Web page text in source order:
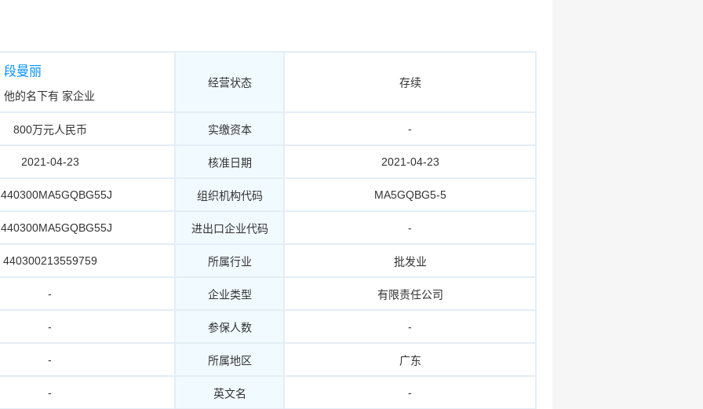
段曼丽
他的名下有 家企业
经营状态 存续
800万元人民币 实缴资本 -
2021-04-23 核准日期 2021-04-23
组织机构代码 MA5GQBG5-5
进出口企业代码 -
440300213559759 所属行业 批发业
- 企业类型 有限责任公司
- 参保人数 -
- 所属地区 广东
- 英文名 -